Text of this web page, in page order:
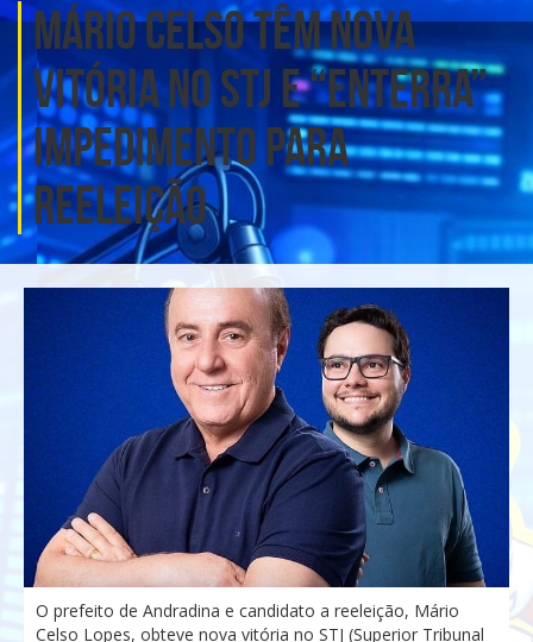
Mário Celso têm nova
vitória no STJ e “enterra”
impedimento para
reeleição
O prefeito de Andradina e candidato a reeleição, Mário
Celso Lopes, obteve nova vitória no STJ (Superior Tribunal